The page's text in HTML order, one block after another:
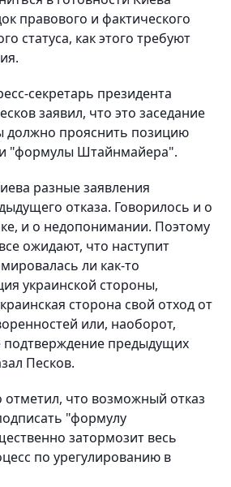
правового и фактического
статуса, как этого требуют
секретарь президента
заявил, что это заседание
должно прояснить позицию
"формулы Штайнмайера".
разные заявления
отказа. Говорилось и о
и о недопонимании. Поэтому
ожидают, что наступит
ли как-то
украинской стороны,
сторона свой отход от
или, наоборот,
подтверждение предыдущих
Песков.
что возможный отказ
"формулу
затормозит весь
по урегулированию в